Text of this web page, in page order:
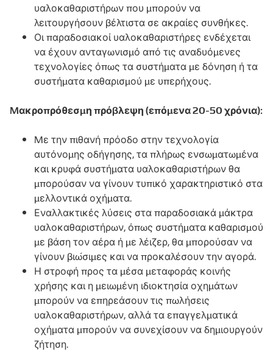
υαλοκαθαριστήρων που μπορούν να
λειτουργήσουν βέλτιστα σε ακραίες συνθήκες.
Οι παραδοσιακοί υαλοκαθαριστήρες ενδέχεται
να έχουν ανταγωνισμό από τις αναδυόμενες
τεχνολογίες όπως τα συστήματα με δόνηση ή τα
συστήματα καθαρισμού με υπερήχους.
Μακροπρόθεσμη πρόβλεψη (επόμενα 20-50 χρόνια):
Με την πιθανή πρόοδο στην τεχνολογία
αυτόνομης οδήγησης, τα πλήρως ενσωματωμένα
και κρυφά συστήματα υαλοκαθαριστήρων θα
μπορούσαν να γίνουν τυπικό χαρακτηριστικό στα
μελλοντικά οχήματα.
Εναλλακτικές λύσεις στα παραδοσιακά μάκτρα
υαλοκαθαριστήρων, όπως συστήματα καθαρισμού
με βάση τον αέρα ή με λέιζερ, θα μπορούσαν να
γίνουν βιώσιμες και να προκαλέσουν την αγορά.
Η στροφή προς τα μέσα μεταφοράς κοινής
χρήσης και η μειωμένη ιδιοκτησία οχημάτων
μπορούν να επηρεάσουν τις πωλήσεις
υαλοκαθαριστήρων, αλλά τα επαγγελματικά
οχήματα μπορούν να συνεχίσουν να δημιουργούν
ζήτηση.